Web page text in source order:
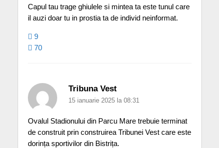
Capul tau trage ghiulele si mintea ta este tunul care
il auzi doar tu in prostia ta de individ neinformat.
9
70
Tribuna Vest
15 ianuarie 2025 la 08:31
Ovalul Stadionului din Parcu Mare trebuie terminat
de construit prin construirea Tribunei Vest care este
dorința sportivilor din Bistrița.